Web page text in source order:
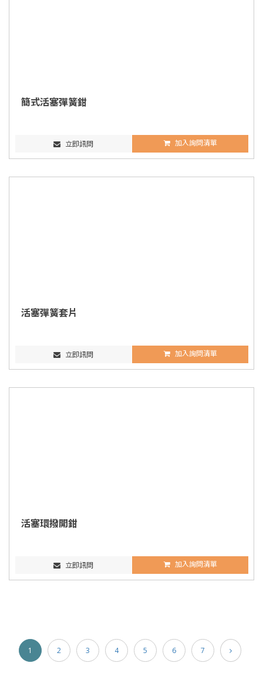
簡式活塞彈簧鉗
立即訊問 加入詢問清單
活塞彈簧套片
立即訊問 加入詢問清單
活塞環撥開鉗
立即訊問 加入詢問清單
1 2 3 4 5 6 7